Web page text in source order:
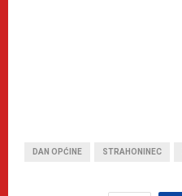
DAN OPĆINE STRAHONINEC